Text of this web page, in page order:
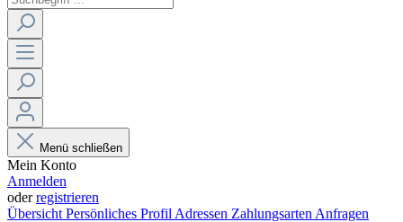
Menü schließen
Mein Konto
Anmelden
oderregistrieren
Übersicht Persönliches Profil Adressen Zahlungsarten Anfragen